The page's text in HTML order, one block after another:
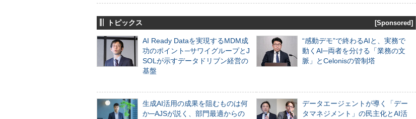
トピックス [Sponsored]
AI Ready Dataを実現するMDM成
功のポイント─サワイグループとJ
SOLが示すデータドリブン経営の
基盤
“感動デモ”で終わるAIと、実務で
動くAI─両者を分ける「業務の文
脈」とCelonisの管制塔
生成AI活用の成果を阻むものは何
か─AJSが説く、部門最適からの
データエージェントが導く「デー
タマネジメント」の民主化とAI活